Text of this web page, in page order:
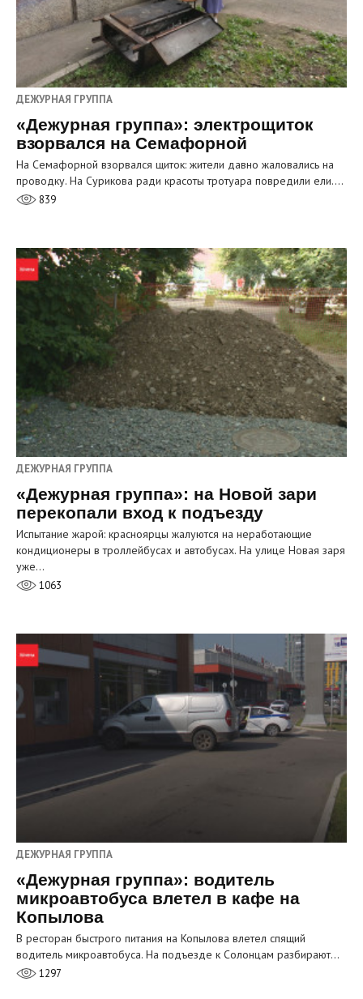
ДЕЖУРНАЯ ГРУППА
«Дежурная группа»: электрощиток
взорвался на Семафорной
На Семафорной взорвался щиток: жители давно жаловались на
проводку. На Сурикова ради красоты тротуара повредили ели.…
839
ДЕЖУРНАЯ ГРУППА
«Дежурная группа»: на Новой зари
перекопали вход к подъезду
Испытание жарой: красноярцы жалуются на неработающие
кондиционеры в троллейбусах и автобусах. На улице Новая заря
уже…
1063
ДЕЖУРНАЯ ГРУППА
«Дежурная группа»: водитель
микроавтобуса влетел в кафе на
Копылова
В ресторан быстрого питания на Копылова влетел спящий
водитель микроавтобуса. На подъезде к Солонцам разбирают…
1297